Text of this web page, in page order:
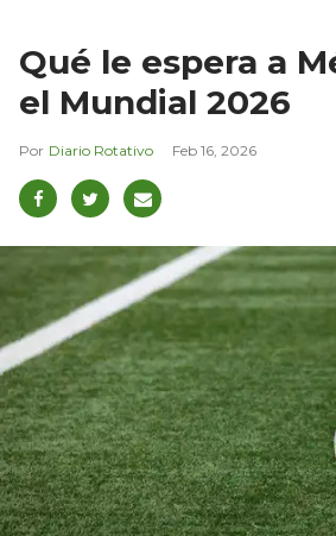
Qué le espera a
el Mundial 2026
Diario Rotativo Feb 16, 2026